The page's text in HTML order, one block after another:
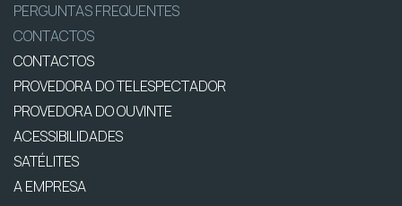
PERGUNTAS FREQUENTES
CONTACTOS
CONTACTOS
PROVEDORA DO TELESPECTADOR
PROVEDORA DO OUVINTE
ACESSIBILIDADES
SATÉLITES
A EMPRESA